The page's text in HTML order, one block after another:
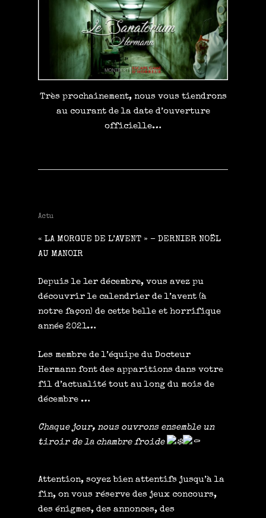
Très prochainement, nous vous tiendrons
au courant de la date d’ouverture
officielle…
Actu
« LA MORGUE DE L’AVENT » – DERNIER NOËL
AU MANOIR
Depuis le 1er décembre, vous avez pu
découvrir le calendrier de l’avent (à
notre façon) de cette belle et horrifique
année 2021…
Les membre de l’équipe du Docteur
Hermann font des apparitions dans votre
fil d’actualité tout au long du mois de
décembre …
Chaque jour, nous ouvrons ensemble un
tiroir de la chambre froide
Attention, soyez bien attentifs jusqu’à la
fin, on vous réserve des jeux concours,
des énigmes, des annonces, des